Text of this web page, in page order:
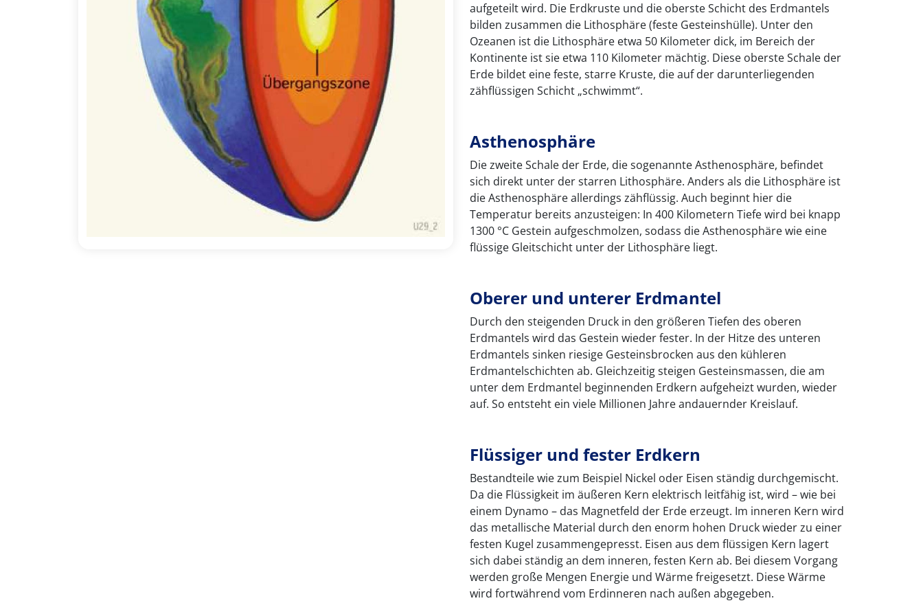
aufgeteilt wird. Die Erdkruste und die oberste Schicht des Erdmantels
bilden zusammen die Lithosphäre (feste Gesteinshülle). Unter den
Ozeanen ist die Lithosphäre etwa 50 Kilometer dick, im Bereich der
Kontinente ist sie etwa 110 Kilometer mächtig. Diese oberste Schale der
Erde bildet eine feste, starre Kruste, die auf der darunterliegenden
zähflüssigen Schicht „schwimmt“.
Asthenosphäre
Die zweite Schale der Erde, die sogenannte Asthenosphäre, befindet
sich direkt unter der starren Lithosphäre. Anders als die Lithosphäre ist
die Asthenosphäre allerdings zähflüssig. Auch beginnt hier die
Temperatur bereits anzusteigen: In 400 Kilometern Tiefe wird bei knapp
1300 °C Gestein aufgeschmolzen, sodass die Asthenosphäre wie eine
flüssige Gleitschicht unter der Lithosphäre liegt.
Oberer und unterer Erdmantel
Durch den steigenden Druck in den größeren Tiefen des oberen
Erdmantels wird das Gestein wieder fester. In der Hitze des unteren
Erdmantels sinken riesige Gesteinsbrocken aus den kühleren
Erdmantelschichten ab. Gleichzeitig steigen Gesteinsmassen, die am
unter dem Erdmantel beginnenden Erdkern aufgeheizt wurden, wieder
auf. So entsteht ein viele Millionen Jahre andauernder Kreislauf.
Flüssiger und fester Erdkern
Bestandteile wie zum Beispiel Nickel oder Eisen ständig durchgemischt.
Da die Flüssigkeit im äußeren Kern elektrisch leitfähig ist, wird – wie bei
einem Dynamo – das Magnetfeld der Erde erzeugt. Im inneren Kern wird
das metallische Material durch den enorm hohen Druck wieder zu einer
festen Kugel zusammengepresst. Eisen aus dem flüssigen Kern lagert
sich dabei ständig an dem inneren, festen Kern ab. Bei diesem Vorgang
werden große Mengen Energie und Wärme freigesetzt. Diese Wärme
wird fortwährend vom Erdinneren nach außen abgegeben.